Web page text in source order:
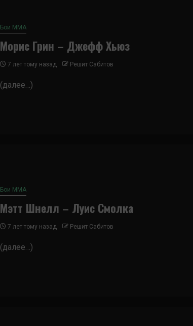
Бои ММА
Морис Грин – Джефф Хьюз
7 лет тому назад Решит Сабитов
(далее…)
Бои ММА
Мэтт Шнелл – Луис Смолка
7 лет тому назад Решит Сабитов
(далее…)